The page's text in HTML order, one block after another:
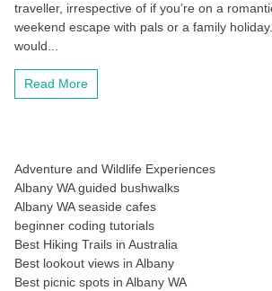
traveller, irrespective of if you’re on a
weekend escape with pals or a family
would...
Read More
Adventure and Wildlife Experiences
Albany WA guided bushwalks
Albany WA seaside cafes
beginner coding tutorials
Best Hiking Trails in Australia
Best lookout views in Albany
Best picnic spots in Albany WA